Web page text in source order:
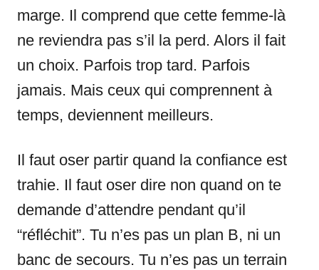
marge. Il comprend que cette femme-là
ne reviendra pas s’il la perd. Alors il fait
un choix. Parfois trop tard. Parfois
jamais. Mais ceux qui comprennent à
temps, deviennent meilleurs.
Il faut oser partir quand la confiance est
trahie. Il faut oser dire non quand on te
demande d’attendre pendant qu’il
“réfléchit”. Tu n’es pas un plan B, ni un
banc de secours. Tu n’es pas un terrain